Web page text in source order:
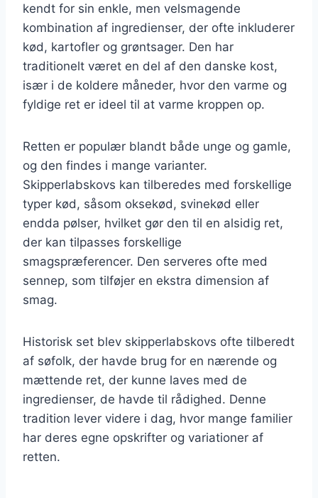
kendt for sin enkle, men velsmagende
kombination af ingredienser, der ofte inkluderer
kød, kartofler og grøntsager. Den har
traditionelt været en del af den danske kost,
især i de koldere måneder, hvor den varme og
fyldige ret er ideel til at varme kroppen op.
Retten er populær blandt både unge og gamle,
og den findes i mange varianter.
Skipperlabskovs kan tilberedes med forskellige
typer kød, såsom oksekød, svinekød eller
endda pølser, hvilket gør den til en alsidig ret,
der kan tilpasses forskellige
smagspræferencer. Den serveres ofte med
sennep, som tilføjer en ekstra dimension af
smag.
Historisk set blev skipperlabskovs ofte tilberedt
af søfolk, der havde brug for en nærende og
mættende ret, der kunne laves med de
ingredienser, de havde til rådighed. Denne
tradition lever videre i dag, hvor mange familier
har deres egne opskrifter og variationer af
retten.